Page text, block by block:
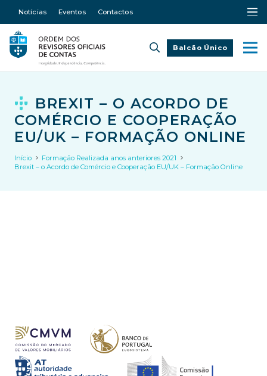
Notícias Eventos Contactos
Balcão Único
BREXIT – O ACORDO DE
COMÉRCIO E COOPERAÇÃO
EU/UK – FORMAÇÃO ONLINE
Início
Formação Realizada anos anteriores 2021
Brexit – o Acordo de Comércio e Cooperação EU/UK – Formação Online